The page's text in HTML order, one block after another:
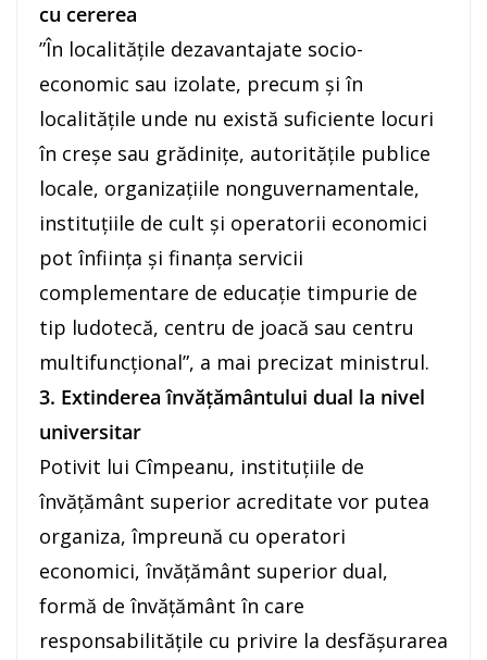
cu cererea
”În localităţile dezavantajate socio-
economic sau izolate, precum şi în
localităţile unde nu există suficiente locuri
în creşe sau grădiniţe, autorităţile publice
locale, organizaţiile nonguvernamentale,
instituţiile de cult şi operatorii economici
pot înfiinţa şi finanţa servicii
complementare de educaţie timpurie de
tip ludotecă, centru de joacă sau centru
multifuncţional”, a mai precizat ministrul.
3. Extinderea învăţământului dual la nivel
universitar
Potivit lui Cîmpeanu, instituţiile de
învăţământ superior acreditate vor putea
organiza, împreună cu operatori
economici, învăţământ superior dual,
formă de învăţământ în care
responsabilităţile cu privire la desfăşurarea